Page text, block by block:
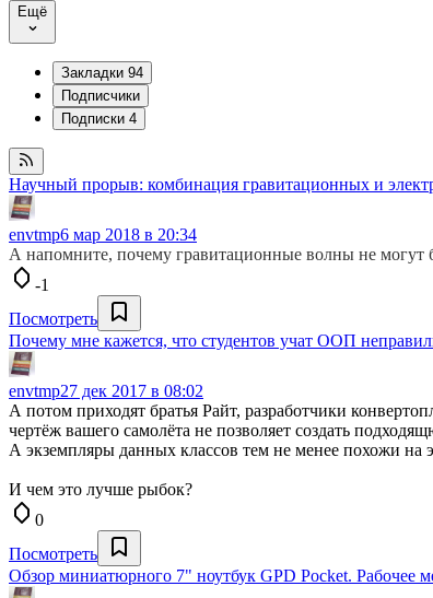
Ещё
Закладки 94
Подписчики
Подписки 4
Научный прорыв: комбинация гравитационных и
envtmp6 мар 2018 в 20:34
А напомните, почему гравитационные волны не
-1
Посмотреть
Почему мне кажется, что студентов учат ООП
envtmp27 дек 2017 в 08:02
А потом приходят братья Райт, разработчики
чертёж вашего самолёта не позволяет создать
А экземпляры данных классов тем не менее похожи на
И чем это лучше рыбок?
0
Посмотреть
Обзор миниатюрного 7" ноутбук GPD Pocket. Рабочее